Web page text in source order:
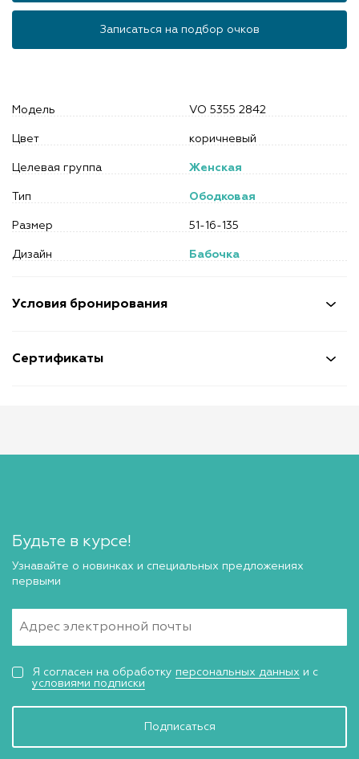
Условия бронирования
Сертификаты
Записаться на подбор очков
Модель VO 5355 2842
Цвет коричневый
Целевая группа Женская
Тип Ободковая
Размер 51-16-135
Дизайн Бабочка
Будьте в курсе!
Узнавайте о новинках и специальных предложениях
первыми
Подписаться
Я согласен на обработку персональных данных и с
условиями подписки